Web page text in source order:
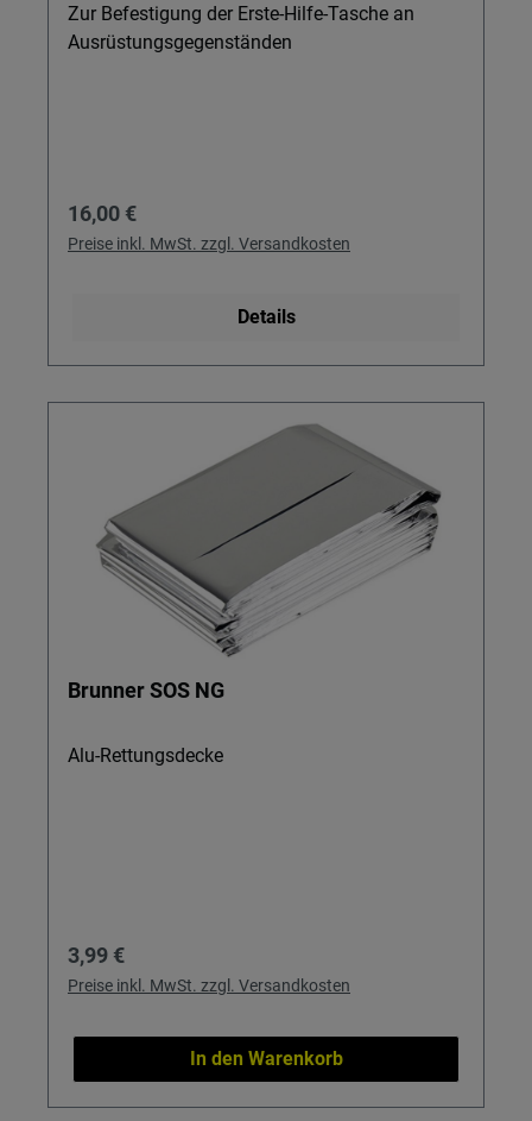
Zur Befestigung der Erste-Hilfe-Tasche an
Ausrüstungsgegenständen
Regulärer Preis:
16,00 €
Preise inkl. MwSt. zzgl. Versandkosten
Details
Brunner SOS NG
Alu-Rettungsdecke
Regulärer Preis:
3,99 €
Preise inkl. MwSt. zzgl. Versandkosten
In den Warenkorb